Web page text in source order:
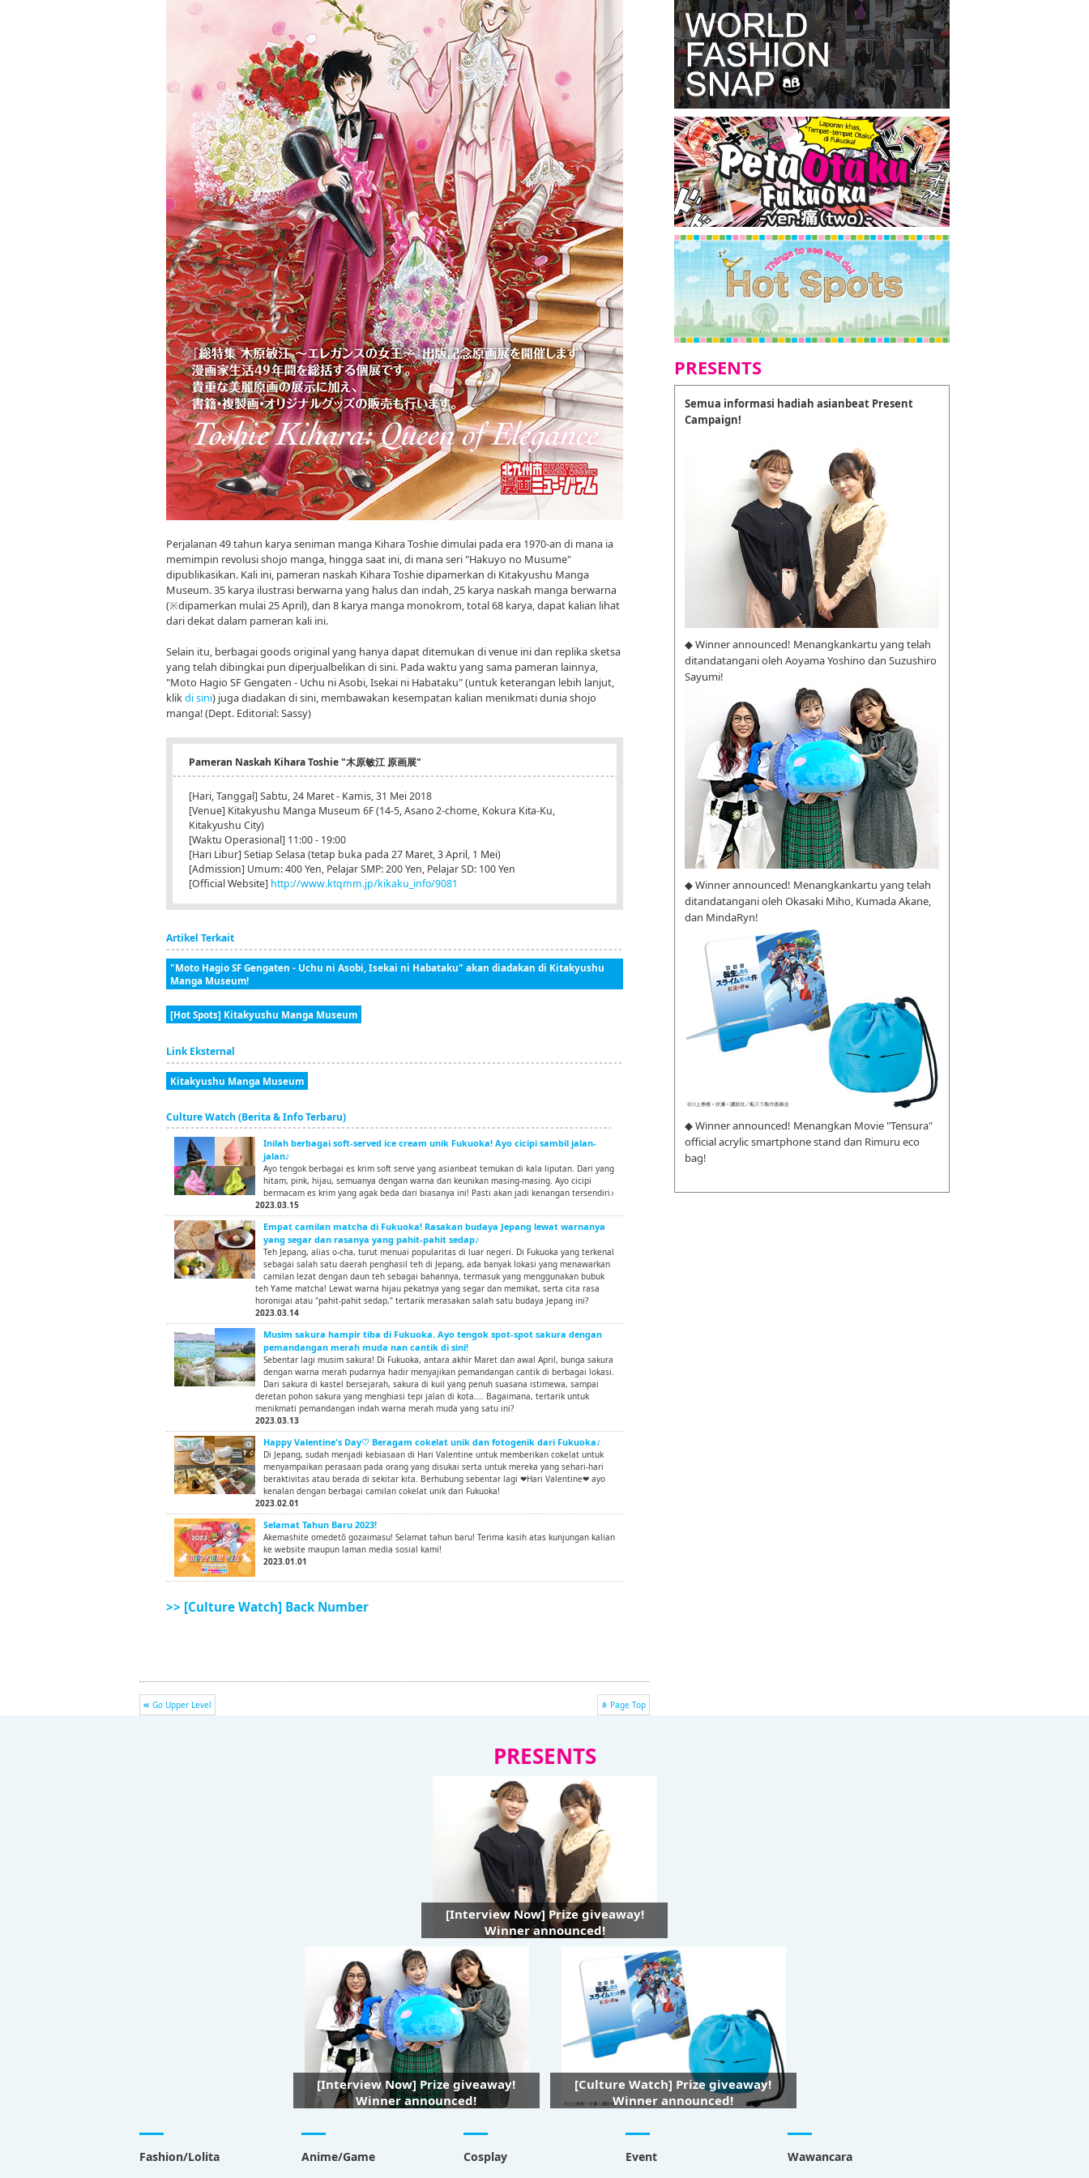
Perjalanan 49 tahun karya seniman manga Kihara Toshie dimulai pada era 1970-an di mana ia
memimpin revolusi shojo manga, hingga saat ini, di mana seri "Hakuyo no Musume"
dipublikasikan. Kali ini, pameran naskah Kihara Toshie dipamerkan di Kitakyushu Manga
Museum. 35 karya ilustrasi berwarna yang halus dan indah, 25 karya naskah manga berwarna
(※dipamerkan mulai 25 April), dan 8 karya manga monokrom, total 68 karya, dapat kalian lihat
dari dekat dalam pameran kali ini.
Selain itu, berbagai goods original yang hanya dapat ditemukan di venue ini dan replika sketsa
yang telah dibingkai pun diperjualbelikan di sini. Pada waktu yang sama pameran lainnya,
"Moto Hagio SF Gengaten - Uchu ni Asobi, Isekai ni Habataku" (untuk keterangan lebih lanjut,
klikdi sini) juga diadakan di sini, membawakan kesempatan kalian menikmati dunia shojo
manga! (Dept. Editorial: Sassy)
Pameran Naskah Kihara Toshie "木原敏江 原画展"
[Hari, Tanggal] Sabtu, 24 Maret - Kamis, 31 Mei 2018
[Venue] Kitakyushu Manga Museum 6F (14-5, Asano 2-chome, Kokura Kita-Ku,
Kitakyushu City)
[Waktu Operasional] 11:00 - 19:00
[Hari Libur] Setiap Selasa (tetap buka pada 27 Maret, 3 April, 1 Mei)
[Admission] Umum: 400 Yen, Pelajar SMP: 200 Yen, Pelajar SD: 100 Yen
[Official Website] http://www.ktqmm.jp/kikaku_info/9081
Artikel Terkait
"Moto Hagio SF Gengaten - Uchu ni Asobi, Isekai ni Habataku" akan diadakan di Kitakyushu
Manga Museum!
[Hot Spots] Kitakyushu Manga Museum
Link Eksternal
Kitakyushu Manga Museum
Culture Watch (Berita & Info Terbaru)
Inilah berbagai soft-served ice cream unik Fukuoka! Ayo cicipi sambil jalan-
jalan♪
Ayo tengok berbagai es krim soft serve yang asianbeat temukan di kala liputan. Dari yang
hitam, pink, hijau, semuanya dengan warna dan keunikan masing-masing. Ayo cicipi
bermacam es krim yang agak beda dari biasanya ini! Pasti akan jadi kenangan tersendiri♪
2023.03.15
Empat camilan matcha di Fukuoka! Rasakan budaya Jepang lewat warnanya
yang segar dan rasanya yang pahit-pahit sedap♪
Teh Jepang, alias o-cha, turut menuai popularitas di luar negeri. Di Fukuoka yang terkenal
sebagai salah satu daerah penghasil teh di Jepang, ada banyak lokasi yang menawarkan
camilan lezat dengan daun teh sebagai bahannya, termasuk yang menggunakan bubuk
teh Yame matcha! Lewat warna hijau pekatnya yang segar dan memikat, serta cita rasa
horonigai atau "pahit-pahit sedap," tertarik merasakan salah satu budaya Jepang ini?
2023.03.14
Musim sakura hampir tiba di Fukuoka. Ayo tengok spot-spot sakura dengan
pemandangan merah muda nan cantik di sini!
Sebentar lagi musim sakura! Di Fukuoka, antara akhir Maret dan awal April, bunga sakura
dengan warna merah pudarnya hadir menyajikan pemandangan cantik di berbagai lokasi.
Dari sakura di kastel bersejarah, sakura di kuil yang penuh suasana istimewa, sampai
deretan pohon sakura yang menghiasi tepi jalan di kota.... Bagaimana, tertarik untuk
menikmati pemandangan indah warna merah muda yang satu ini?
2023.03.13
Happy Valentine's Day♡ Beragam cokelat unik dan fotogenik dari Fukuoka♪
Di Jepang, sudah menjadi kebiasaan di Hari Valentine untuk memberikan cokelat untuk
menyampaikan perasaan pada orang yang disukai serta untuk mereka yang sehari-hari
beraktivitas atau berada di sekitar kita. Berhubung sebentar lagi ❤Hari Valentine❤ ayo
kenalan dengan berbagai camilan cokelat unik dari Fukuoka!
2023.02.01
Selamat Tahun Baru 2023!
Akemashite omedetō gozaimasu! Selamat tahun baru! Terima kasih atas kunjungan kalian
ke website maupun laman media sosial kami!
2023.01.01
>> [Culture Watch] Back Number
Go Upper Level Page Top
PRESENTS
Semua informasi hadiah asianbeat Present
Campaign!
◆ Winner announced! Menangkankartu yang telah
ditandatangani oleh Aoyama Yoshino dan Suzushiro
Sayumi!
◆ Winner announced! Menangkankartu yang telah
ditandatangani oleh Okasaki Miho, Kumada Akane,
dan MindaRyn!
◆ Winner announced! Menangkan Movie "Tensura"
official acrylic smartphone stand dan Rimuru eco
bag!
PRESENTS
[Interview Now] Prize giveaway!
Winner announced!
[Interview Now] Prize giveaway!
Winner announced!
[Culture Watch] Prize giveaway!
Winner announced!
Fashion/Lolita Anime/Game Cosplay Event Wawancara